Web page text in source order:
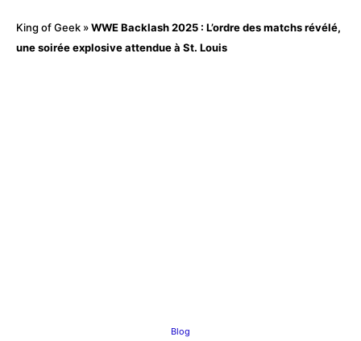
King of Geek »WWE Backlash 2025 : L’ordre des matchs révélé,
une soirée explosive attendue à St. Louis
Blog